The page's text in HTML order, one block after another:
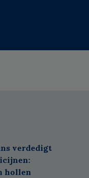
verdedigt
hollen